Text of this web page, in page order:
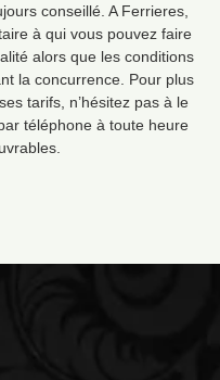
conseillé. A Ferrieres,
à qui vous pouvez faire
alors que les conditions
la concurrence. Pour plus
tarifs, n’hésitez pas à le
téléphone à toute heure